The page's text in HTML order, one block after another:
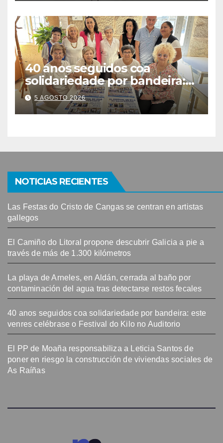
40 anos seguidos coa
solidariedade por bandeira:
este venres celébrase o
Festival do Kilo no Auditorio
5 AGOSTO 2026
NOTICIAS RECIENTES
Las Festas do Cristo de Cangas se centran en artistas
gallegos
El Camiño do Litoral propone descubrir Galicia a pie a
través de más de 1.300 kilómetros
La playa de Arneles, en Aldán, cerrada al baño por
contaminación del agua tras detectarse restos fecales
40 anos seguidos coa solidariedade por bandeira: este
venres celébrase o Festival do Kilo no Auditorio
El PP de Moaña responsabiliza a Leticia Santos de
poner en riesgo la construcción de viviendas sociales de
As Raíñas